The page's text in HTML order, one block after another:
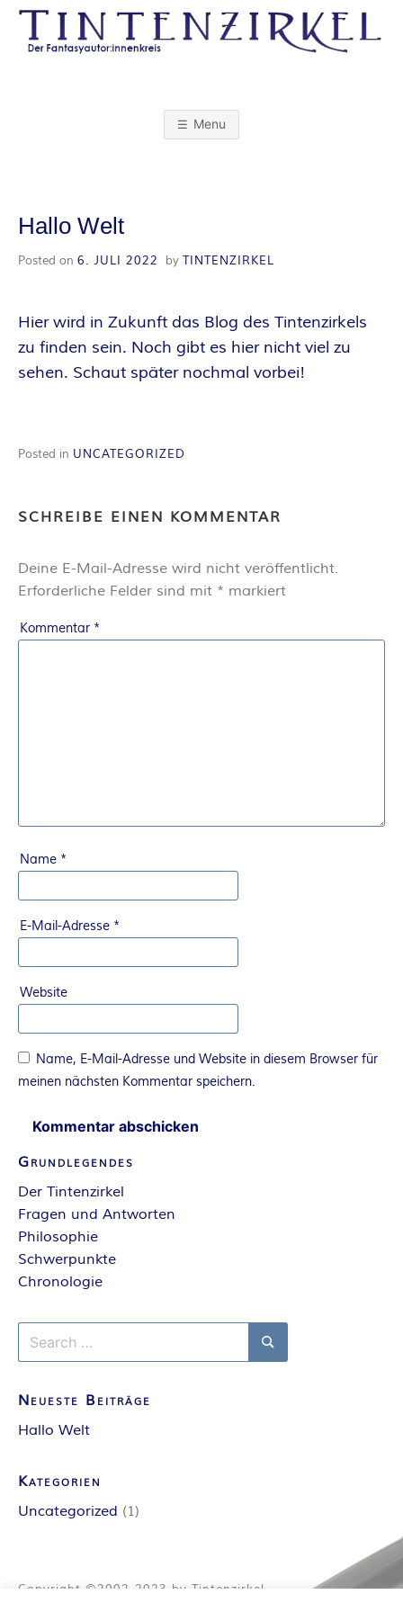
Skip
content
T
E
N
Z
I
R
E
L
–
D
A
N
T
A
S
Y
A
U
T
O
R
:
I
N
N
E
N
Menu
Hallo Welt
Posted on 6. JULI 2022 by TINTENZIRKEL
Hier wird in Zukunft das Blog des Tintenzirkels
zu finden sein. Noch gibt es hier nicht viel zu
sehen. Schaut später nochmal vorbei!
Posted in UNCATEGORIZED
SCHREIBE EINEN KOMMENTAR
Deine E-Mail-Adresse wird nicht veröffentlicht.
Erforderliche Felder sind mit * markiert
Kommentar *
Name *
E-Mail-Adresse *
Website
Name, E-Mail-Adresse und Website in diesem Browser für
meinen nächsten Kommentar speichern.
Grundlegendes
Der Tintenzirkel
Fragen und Antworten
Philosophie
Schwerpunkte
Chronologie
Search
for:
Search
Neueste Beiträge
Hallo Welt
Kategorien
Uncategorized (1)
Copyright ©2002-2023 by Tintenzirkel